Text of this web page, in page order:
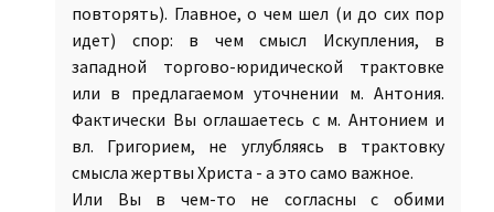
повторять). Главное, о чем шел (и до сих пор
идет) спор: в чем смысл Искупления, в
западной торгово-юридической трактовке
или в предлагаемом уточнении м. Антония.
Фактически Вы оглашаетесь с м. Антонием и
вл. Григорием, не углубляясь в трактовку
смысла жертвы Христа - а это само важное.
Или Вы в чем-то не согласны с обими